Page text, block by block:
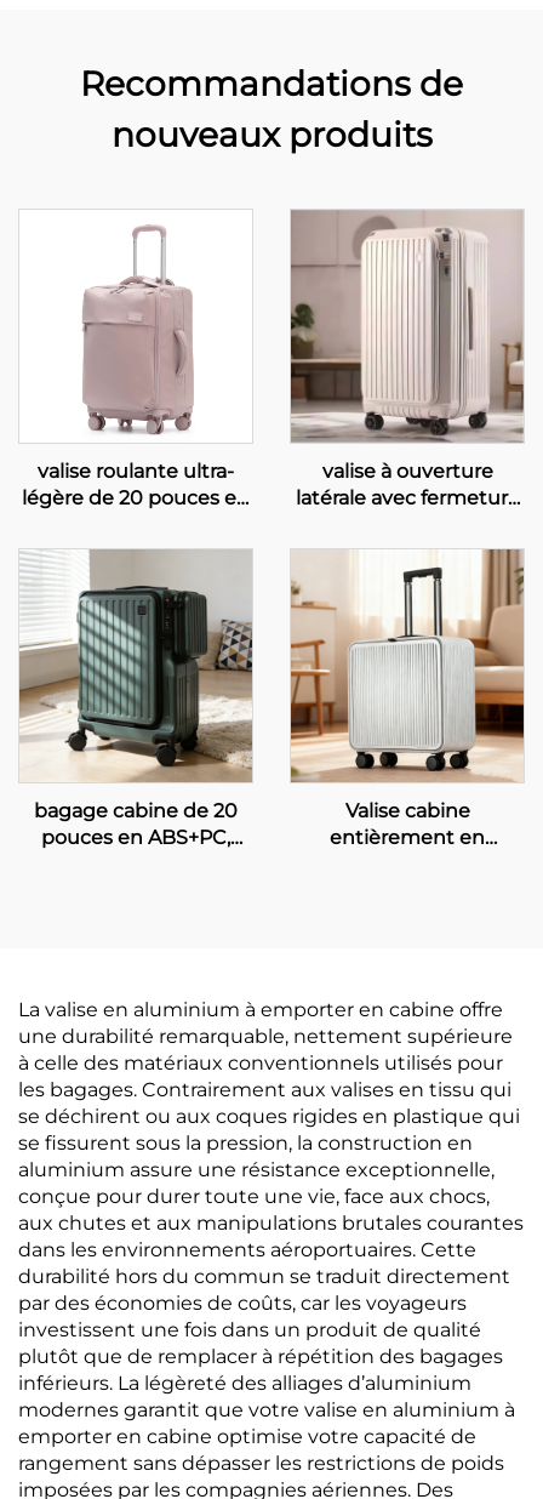
Recommandations de
nouveaux produits
valise roulante ultra-
légère de 20 pouces en
valise à code à 24
chiffres, valise pivotante
à grande capacité
autorisée en cabine
valise à ouverture
latérale avec fermeture
pouces, grande
capacité, extensible, à
roulettes, valise de
voyage cabine avec 5
roues
bagage cabine de 20
pouces en ABS+PC,
degrés
Valise cabine
entièrement en
voyages d’affaires,
ouverture frontale
La valise en aluminium à emporter en cabine offre
une durabilité remarquable, nettement supérieure
à celle des matériaux conventionnels utilisés pour
les bagages. Contrairement aux valises en tissu qui
se déchirent ou aux coques rigides en plastique qui
se fissurent sous la pression, la construction en
aluminium assure une résistance exceptionnelle,
conçue pour durer toute une vie, face aux chocs,
aux chutes et aux manipulations brutales courantes
dans les environnements aéroportuaires. Cette
durabilité hors du commun se traduit directement
par des économies de coûts, car les voyageurs
investissent une fois dans un produit de qualité
plutôt que de remplacer à répétition des bagages
inférieurs. La légèreté des alliages d’aluminium
modernes garantit que votre valise en aluminium à
emporter en cabine optimise votre capacité de
rangement sans dépasser les restrictions de poids
imposées par les compagnies aériennes. Des